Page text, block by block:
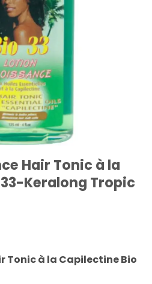
Hair Tonic à la
Keralong Tropic
Tonic à la Capilectine Bio